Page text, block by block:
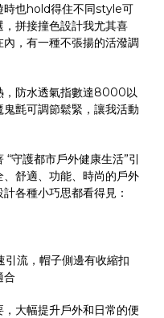
時也hold得住不同style可
拼接撞色設計我尤其喜
，有一種不張揚的活潑調
，防水透氣指數達8000以
氈可調節鬆緊，讓我活動
守護都市戶外健康生活”引
舒適、功能、時尚的戶外
各種小巧思都看得見：
流，帽子側邊有收縮扣
合
大幅提升戶外和日常的便